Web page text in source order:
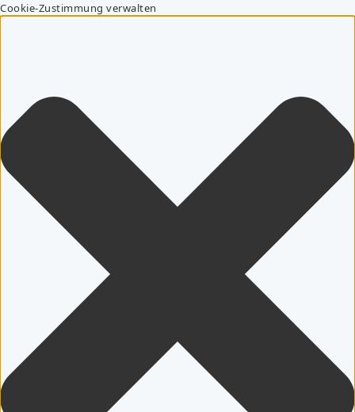
Cookie-Zustimmung verwalten